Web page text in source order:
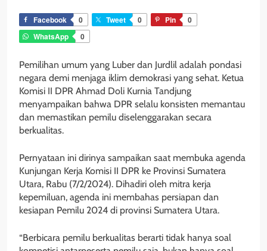
Facebook 0 Tweet 0 Pin
0
WhatsApp
0
Pemilihan umum yang Luber dan Jurdlil adalah pondasi
negara demi menjaga iklim demokrasi yang sehat. Ketua
Komisi II DPR Ahmad Doli Kurnia Tandjung
menyampaikan bahwa DPR selalu konsisten memantau
dan memastikan pemilu diselenggarakan secara
berkualitas.
Pernyataan ini dirinya sampaikan saat membuka agenda
Kunjungan Kerja Komisi II DPR ke Provinsi Sumatera
Utara, Rabu (7/2/2024). Dihadiri oleh mitra kerja
kepemiluan, agenda ini membahas persiapan dan
kesiapan Pemilu 2024 di provinsi Sumatera Utara.
“Berbicara pemilu berkualitas berarti tidak hanya soal